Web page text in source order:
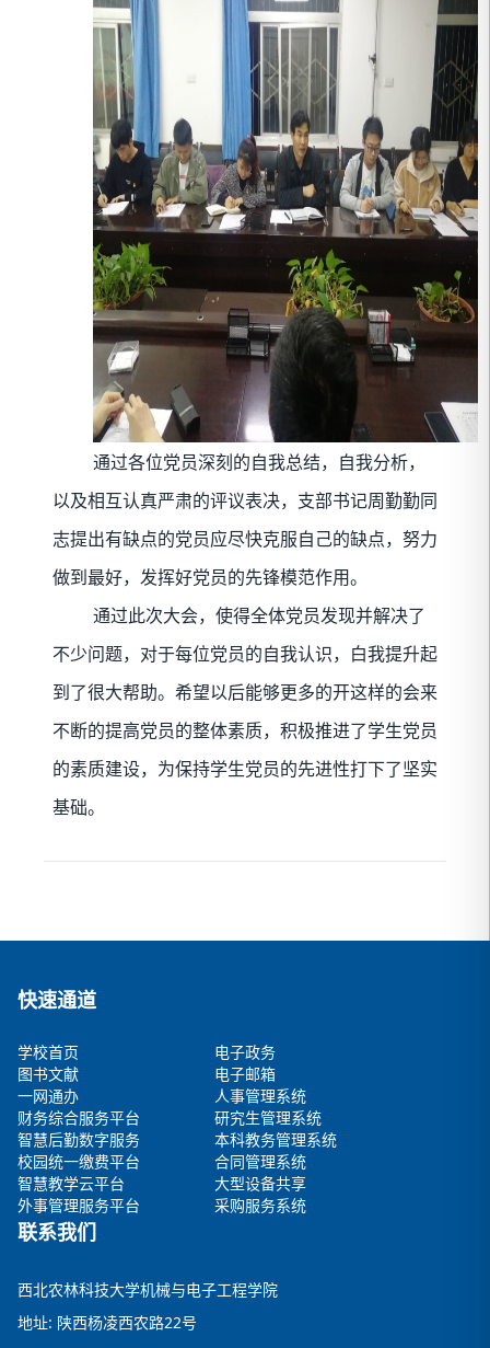
通过各位党员深刻的自我总结，自我分析，
以及相互认真严肃的评议表决，支部书记周勤勤同
志提出有缺点的党员应尽快克服自己的缺点，努力
做到最好，发挥好党员的先锋模范作用。
通过此次大会，使得全体党员发现并解决了
不少问题，对于每位党员的自我认识，白我提升起
到了很大帮助。希望以后能够更多的开这样的会来
不断的提高党员的整体素质，积极推进了学生党员
的素质建设，为保持学生党员的先进性打下了坚实
基础。
快速通道
学校首页
电子政务
图书文献
电子邮箱
一网通办
人事管理系统
财务综合服务平台
研究生管理系统
智慧后勤数字服务
本科教务管理系统
校园统一缴费平台
合同管理系统
智慧教学云平台
大型设备共享
外事管理服务平台
采购服务系统
联系我们
西北农林科技大学机械与电子工程学院
地址: 陕西杨凌西农路22号